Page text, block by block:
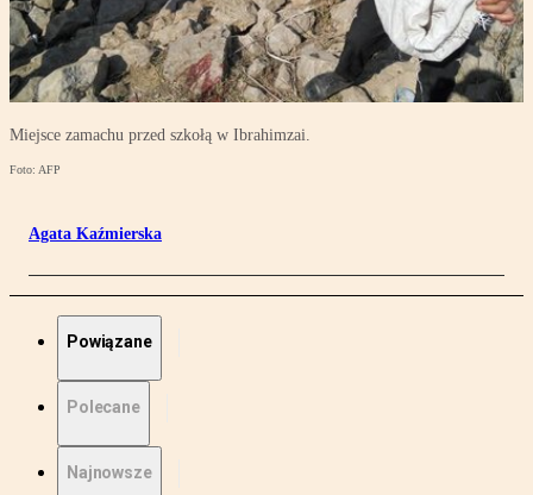
Miejsce zamachu przed szkołą w Ibrahimzai.
Foto: AFP
Agata Kaźmierska
Powiązane
Polecane
Najnowsze